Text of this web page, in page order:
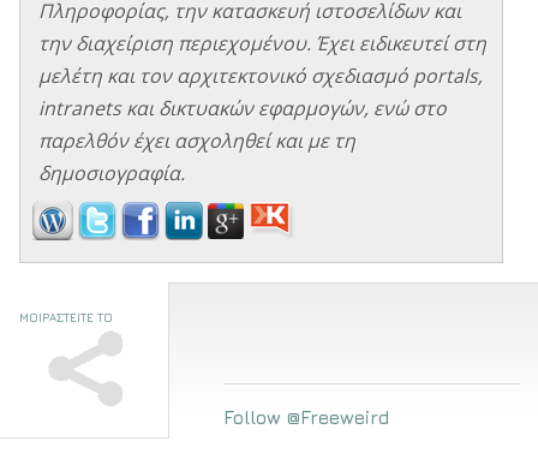
Πληροφορίας, την κατασκευή ιστοσελίδων και
την διαχείριση περιεχομένου. Έχει ειδικευτεί στη
μελέτη και τον αρχιτεκτονικό σχεδιασμό portals,
intranets και δικτυακών εφαρμογών, ενώ στο
παρελθόν έχει ασχοληθεί και με τη
δημοσιογραφία.
ΜΟΙΡΑΣΤΕΙΤΕ ΤΟ
Follow @Freeweird